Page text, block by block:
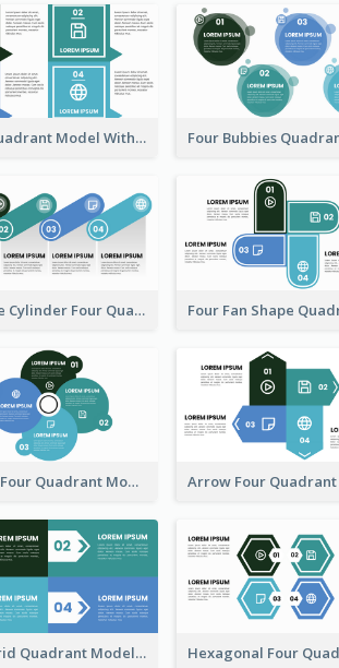
Four Quadrant Model With Squares
Oblique Cylinder Four Quadrant Model
Circles Four Quadrant Model
Four Grid Quadrant Model